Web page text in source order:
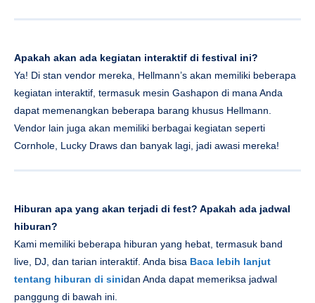
Apakah akan ada kegiatan interaktif di festival ini?
Ya! Di stan vendor mereka, Hellmann’s akan memiliki beberapa
kegiatan interaktif, termasuk mesin Gashapon di mana Anda
dapat memenangkan beberapa barang khusus Hellmann.
Vendor lain juga akan memiliki berbagai kegiatan seperti
Cornhole, Lucky Draws dan banyak lagi, jadi awasi mereka!
Hiburan apa yang akan terjadi di fest? Apakah ada jadwal
hiburan?
Kami memiliki beberapa hiburan yang hebat, termasuk band
live, DJ, dan tarian interaktif. Anda bisa Baca lebih lanjut
tentang hiburan di sinidan Anda dapat memeriksa jadwal
panggung di bawah ini.